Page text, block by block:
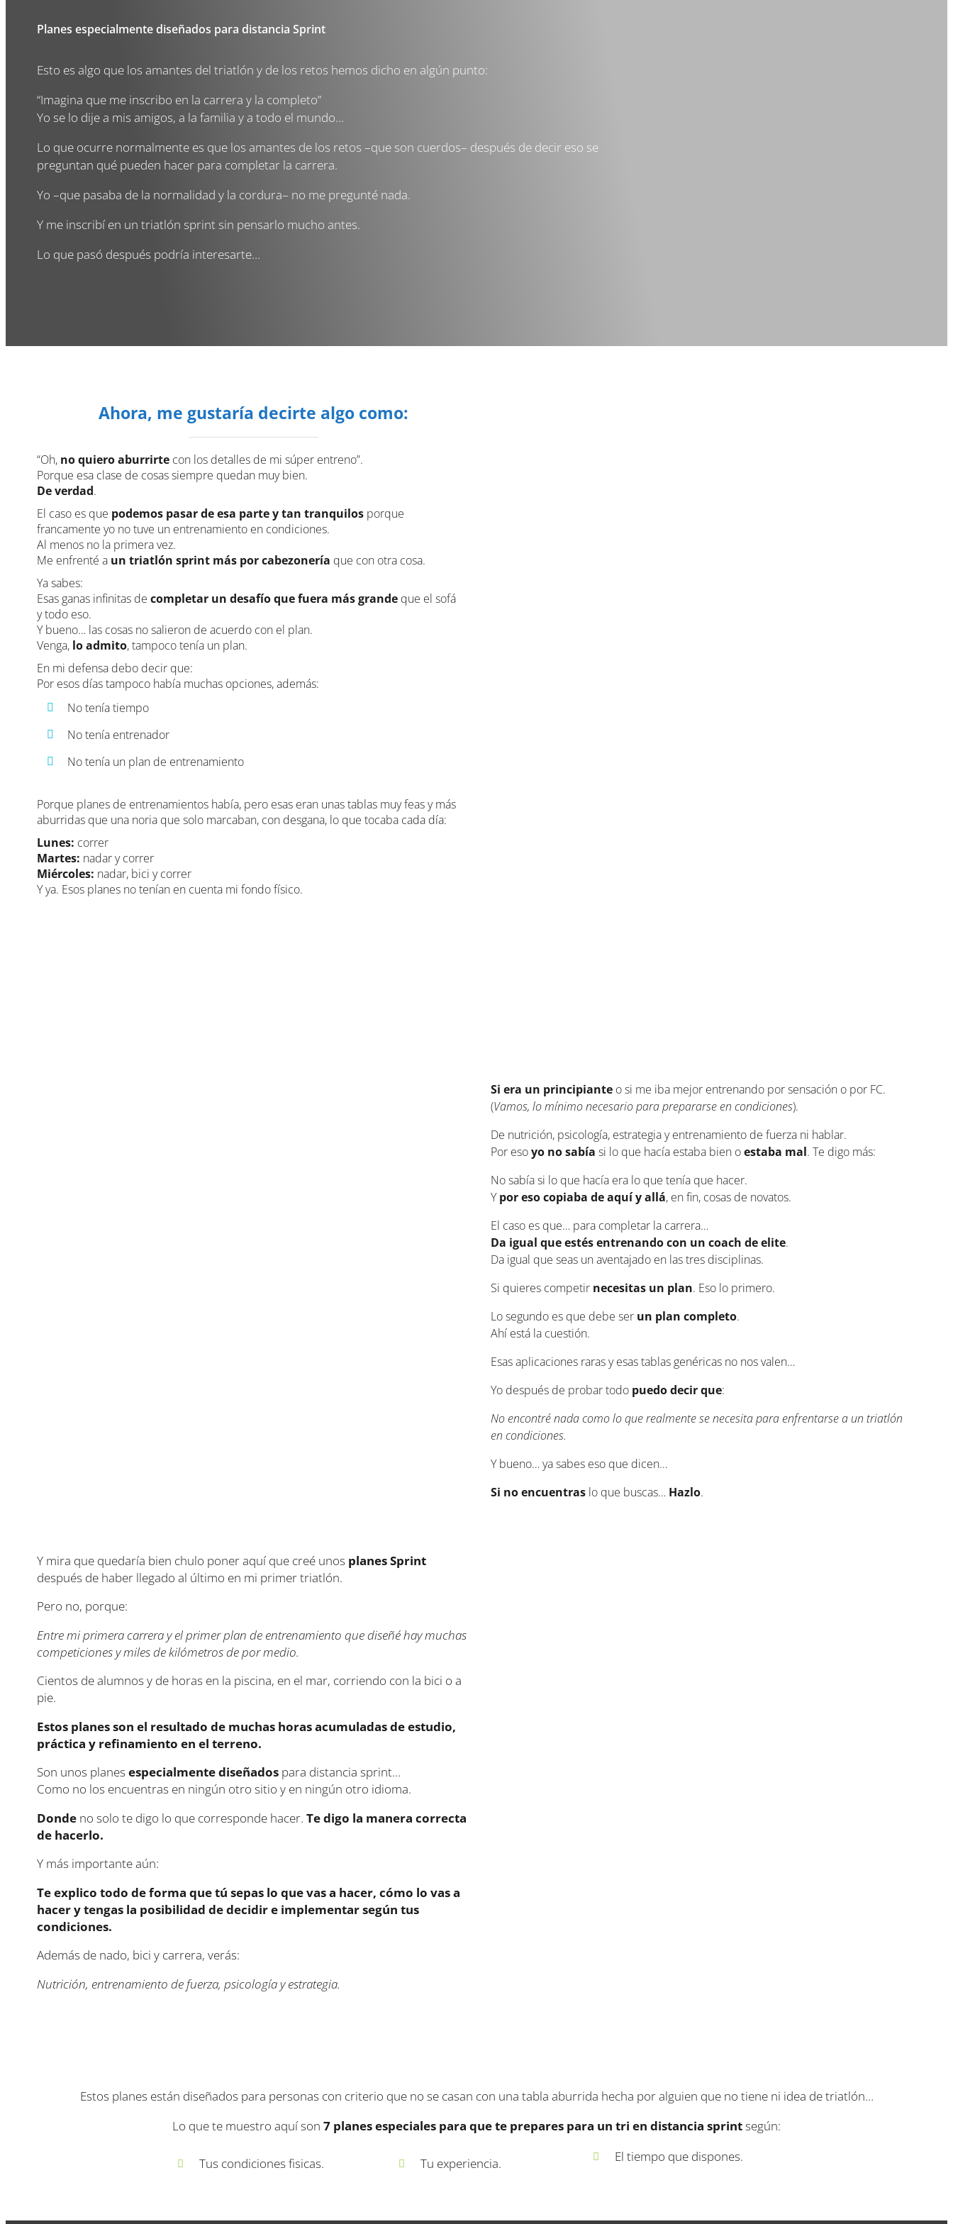
Planes especialmente diseñados para distancia Sprint
Esto es algo que los amantes del triatlón y de los retos hemos dicho en algún punto:
“Imagina que me inscribo en la carrera y la completo”
Yo se lo dije a mis amigos, a la familia y a todo el mundo…
Lo que ocurre normalmente es que los amantes de los retos –que son cuerdos– después de decir eso se
preguntan qué pueden hacer para completar la carrera.
Yo –que pasaba de la normalidad y la cordura– no me pregunté nada.
Y me inscribí en un triatlón sprint sin pensarlo mucho antes.
Lo que pasó después podría interesarte…
Ahora, me gustaría decirte algo como:
“Oh, no quiero aburrirte con los detalles de mi súper entreno”.
Porque esa clase de cosas siempre quedan muy bien.
De verdad.
El caso es que podemos pasar de esa parte y tan tranquilos porque
francamente yo no tuve un entrenamiento en condiciones.
Al menos no la primera vez.
Me enfrenté a un triatlón sprint más por cabezonería que con otra cosa.
Ya sabes:
Esas ganas infinitas de completar un desafío que fuera más grande que el sofá
y todo eso.
Y bueno… las cosas no salieron de acuerdo con el plan.
Venga, lo admito, tampoco tenía un plan.
En mi defensa debo decir que:
Por esos días tampoco había muchas opciones, además:
No tenía tiempo
No tenía entrenador
No tenía un plan de entrenamiento
Porque planes de entrenamientos había, pero esas eran unas tablas muy feas y más
aburridas que una noria que solo marcaban, con desgana, lo que tocaba cada día:
Lunes: correr
Martes: nadar y correr
Miércoles: nadar, bici y correr
Y ya. Esos planes no tenían en cuenta mi fondo físico.
Si era un principiante o si me iba mejor entrenando por sensación o por FC.
(Vamos, lo mínimo necesario para prepararse en condiciones).
De nutrición, psicología, estrategia y entrenamiento de fuerza ni hablar.
Por esoyo no sabía si lo que hacía estaba bien oestaba mal. Te digo más:
No sabía si lo que hacía era lo que tenía que hacer.
Ypor eso copiaba de aquí y allá, en fin, cosas de novatos.
El caso es que… para completar la carrera…
Da igual que estés entrenando con un coach de elite.
Da igual que seas un aventajado en las tres disciplinas.
Si quieres competir necesitas un plan. Eso lo primero.
Lo segundo es que debe ser un plan completo.
Ahí está la cuestión.
Esas aplicaciones raras y esas tablas genéricas no nos valen…
Yo después de probar todo puedo decir que:
No encontré nada como lo que realmente se necesita para enfrentarse a un triatlón
en condiciones.
Y bueno… ya sabes eso que dicen…
Si no encuentras lo que buscas… Hazlo.
Y mira que quedaría bien chulo poner aquí que creé unos planes Sprint
después de haber llegado al último en mi primer triatlón.
Pero no, porque:
Entre mi primera carrera y el primer plan de entrenamiento que diseñé hay muchas
competiciones y miles de kilómetros de por medio.
Cientos de alumnos y de horas en la piscina, en el mar, corriendo con la bici o a
pie.
Estos planes son el resultado de muchas horas acumuladas de estudio,
práctica y refinamiento en el terreno.
Son unos planesespecialmente diseñados para distancia sprint…
Como no los encuentras en ningún otro sitio y en ningún otro idioma.
Donde no solo te digo lo que corresponde hacer. Te digo la manera correcta
de hacerlo.
Y más importante aún:
Te explico todo de forma que tú sepas lo que vas a hacer, cómo lo vas a
hacer y tengas la posibilidad de decidir e implementar según tus
condiciones.
Además de nado, bici y carrera, verás:
Nutrición, entrenamiento de fuerza, psicología y estrategia.
Estos planes están diseñados para personas con criterio que no se casan con una tabla aburrida hecha por alguien que no tiene ni idea de triatlón…
Lo que te muestro aquí son 7 planes especiales para que te prepares para un tri en distancia sprintsegún:
Tus condiciones fisicas. Tu experiencia. El tiempo que dispones.